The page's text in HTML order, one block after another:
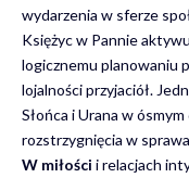
wydarzenia w sferze
Księżyc w Pannie
logicznemu planowaniu
lojalności przyjaciół.
Słońca i Urana w
rozstrzygnięcia w
W miłości i relacjach